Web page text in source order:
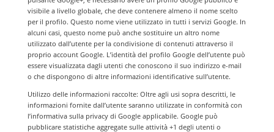
visibile a livello globale, che deve contenere almeno il nome scelto
per il profilo. Questo nome viene utilizzato in tutti i servizi Google. In
alcuni casi, questo nome può anche sostituire un altro nome
utilizzato dall’utente per la condivisione di contenuti attraverso il
proprio account Google. L’identità del profilo Google dell’utente può
essere visualizzata dagli utenti che conoscono il suo indirizzo e-mail
o che dispongono di altre informazioni identificative sull’utente.
Utilizzo delle informazioni raccolte: Oltre agli usi sopra descritti, le
informazioni fornite dall’utente saranno utilizzate in conformità con
l’informativa sulla privacy di Google applicabile. Google può
pubblicare statistiche aggregate sulle attività +1 degli utenti o